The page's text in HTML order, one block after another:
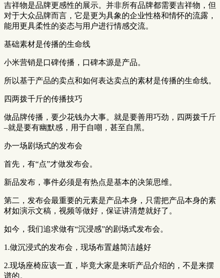
吉祥物是品牌更感性的展示。并非所有品牌都需要吉祥物，但
对于大众品牌而言，它是更为具象的企业性格和情怀的流露，
能用更具柔性的姿态与用户进行情感交流。
基础素材是传播的生命线
小米营销是口碑传播，口碑本源是产品。
所以基于产品的卖点和如何表达卖点的素材是传播的生命线。
四两拨千斤的传播技巧
做品牌传播，要少花钱办大事。就是要善用巧劲，四两拨千斤
–就是要有幽默感，用于自嘲，甚至自黑。
办一场剧场式的发布会
首先，有“点”才做发布会。
新品发布，事件必须是有热点是基本的决策思维。
第二，发布会最重要的元素是产品本身，只需把产品本身的素
材如演示文稿，视频等做好，保证讲清楚就好了。
如今，我们追求做有“沉浸感”的剧场式发布会。
1.做沉浸式的发布会，现场布置越简洁越好
2.现场座椅应该一直，毕竟大家是来听产品介绍的，不是来摆
谱的。